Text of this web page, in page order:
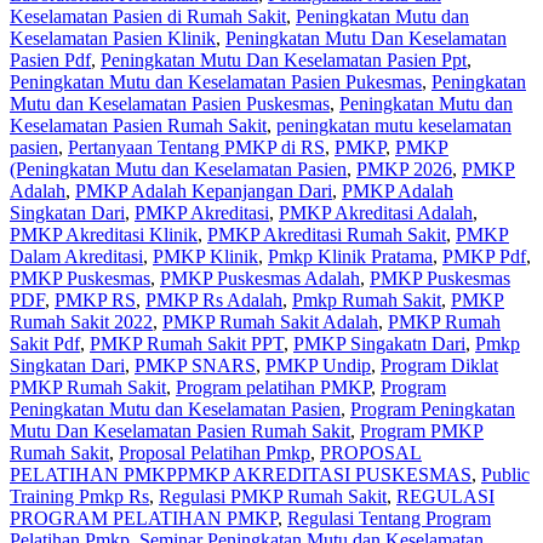
Keselamatan Pasien di Rumah Sakit, Peningkatan Mutu dan
Keselamatan Pasien Klinik, Peningkatan Mutu Dan Keselamatan
Pasien Pdf, Peningkatan Mutu Dan Keselamatan Pasien Ppt,
Peningkatan Mutu dan Keselamatan Pasien Pukesmas, Peningkatan
Mutu dan Keselamatan Pasien Puskesmas, Peningkatan Mutu dan
Keselamatan Pasien Rumah Sakit, peningkatan mutu keselamatan
pasien, Pertanyaan Tentang PMKP di RS, PMKP, PMKP
(Peningkatan Mutu dan Keselamatan Pasien, PMKP 2026, PMKP
Adalah, PMKP Adalah Kepanjangan Dari, PMKP Adalah
Singkatan Dari, PMKP Akreditasi, PMKP Akreditasi Adalah,
PMKP Akreditasi Klinik, PMKP Akreditasi Rumah Sakit, PMKP
Dalam Akreditasi, PMKP Klinik, Pmkp Klinik Pratama, PMKP Pdf,
PMKP Puskesmas, PMKP Puskesmas Adalah, PMKP Puskesmas
PDF, PMKP RS, PMKP Rs Adalah, Pmkp Rumah Sakit, PMKP
Rumah Sakit 2022, PMKP Rumah Sakit Adalah, PMKP Rumah
Sakit Pdf, PMKP Rumah Sakit PPT, PMKP Singakatn Dari, Pmkp
Singkatan Dari, PMKP SNARS, PMKP Undip, Program Diklat
PMKP Rumah Sakit, Program pelatihan PMKP, Program
Peningkatan Mutu dan Keselamatan Pasien, Program Peningkatan
Mutu Dan Keselamatan Pasien Rumah Sakit, Program PMKP
Rumah Sakit, Proposal Pelatihan Pmkp, PROPOSAL
PELATIHAN PMKPPMKP AKREDITASI PUSKESMAS, Public
Training Pmkp Rs, Regulasi PMKP Rumah Sakit, REGULASI
PROGRAM PELATIHAN PMKP, Regulasi Tentang Program